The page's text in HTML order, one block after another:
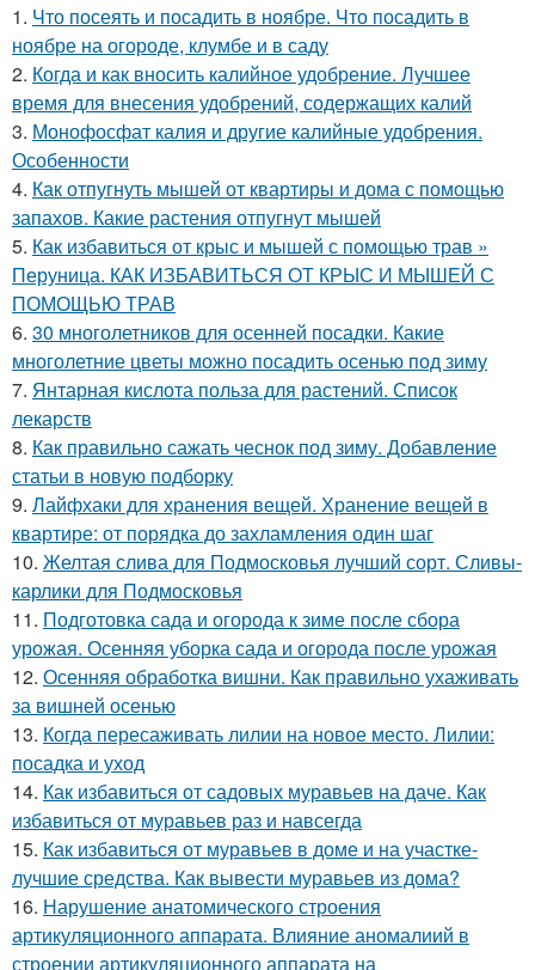
1. Что посеять и посадить в ноябре. Что посадить в
ноябре на огороде, клумбе и в саду
2. Когда и как вносить калийное удобрение. Лучшее
время для внесения удобрений, содержащих калий
3. Монофосфат калия и другие калийные удобрения.
Особенности
4. Как отпугнуть мышей от квартиры и дома с помощью
запахов. Какие растения отпугнут мышей
5. Как избавиться от крыс и мышей с помощью трав »
Перуница. КАК ИЗБАВИТЬСЯ ОТ КРЫС И МЫШЕЙ С
ПОМОЩЬЮ ТРАВ
6. 30 многолетников для осенней посадки. Какие
многолетние цветы можно посадить осенью под зиму
7. Янтарная кислота польза для растений. Список
лекарств
8. Как правильно сажать чеснок под зиму. Добавление
статьи в новую подборку
9. Лайфхаки для хранения вещей. Хранение вещей в
квартире: от порядка до захламления один шаг
10. Желтая слива для Подмосковья лучший сорт. Сливы-
карлики для Подмосковья
11. Подготовка сада и огорода к зиме после сбора
урожая. Осенняя уборка сада и огорода после урожая
12. Осенняя обработка вишни. Как правильно ухаживать
за вишней осенью
13. Когда пересаживать лилии на новое место. Лилии:
посадка и уход
14. Как избавиться от садовых муравьев на даче. Как
избавиться от муравьев раз и навсегда
15. Как избавиться от муравьев в доме и на участке-
лучшие средства. Как вывести муравьев из дома?
16. Нарушение анатомического строения
артикуляционного аппарата. Влияние аномалиий в
строении артикуляционного аппарата на